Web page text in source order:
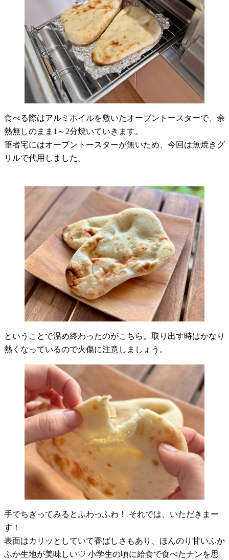
食べる際はアルミホイルを敷いたオーブントースターで、余
熱無しのまま1～2分焼いていきます。
筆者宅にはオーブントースターが無いため、今回は魚焼きグ
リルで代用しました。
ということで温め終わったのがこちら。取り出す時はかなり
熱くなっているので火傷に注意しましょう。
手でちぎってみるとふわっふわ！ それでは、いただきまー
す！
表面はカリッとしていて香ばしさもあり、ほんのり甘いふか
ふか生地が美味しい♡ 小学生の頃に給食で食べたナンを思